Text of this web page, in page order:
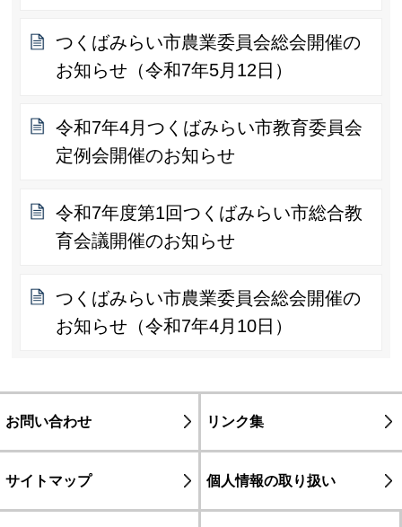
つくばみらい市農業委員会総会開催の
お知らせ（令和7年5月12日）
令和7年4月つくばみらい市教育委員会
定例会開催のお知らせ
令和7年度第1回つくばみらい市総合教
育会議開催のお知らせ
つくばみらい市農業委員会総会開催の
お知らせ（令和7年4月10日）
お問い合わせ リンク集
サイトマップ 個人情報の取り扱い